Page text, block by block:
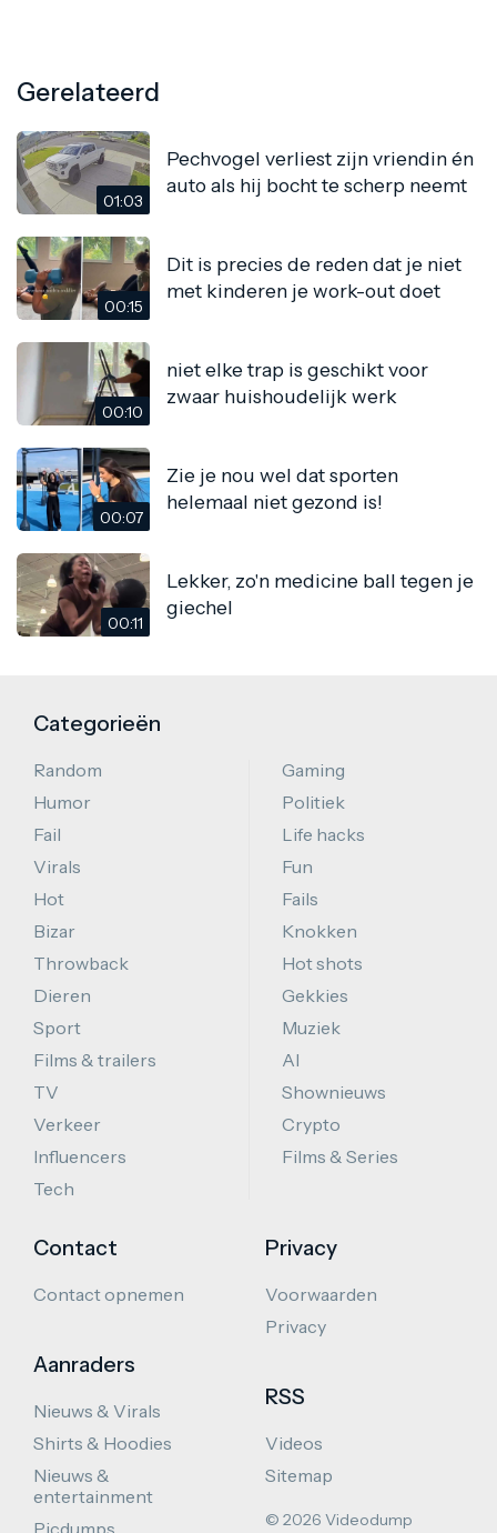
Gerelateerd
01:03
Pechvogel verliest zijn vriendin én
auto als hij bocht te scherp neemt
00:15
Dit is precies de reden dat je niet
met kinderen je work-out doet
00:10
niet elke trap is geschikt voor
zwaar huishoudelijk werk
00:07
Zie je nou wel dat sporten
helemaal niet gezond is!
00:11
Lekker, zo'n medicine ball tegen je
giechel
Categorieën
Random
Humor
Fail
Virals
Hot
Bizar
Throwback
Dieren
Sport
Films & trailers
TV
Verkeer
Influencers
Tech
Gaming
Politiek
Life hacks
Fun
Fails
Knokken
Hot shots
Gekkies
Muziek
AI
Shownieuws
Crypto
Films & Series
Contact
Contact opnemen
Aanraders
Nieuws & Virals
Shirts & Hoodies
Nieuws &
entertainment
Picdumps
Privacy
Voorwaarden
Privacy
RSS
Videos
Sitemap
© 2026 Videodump